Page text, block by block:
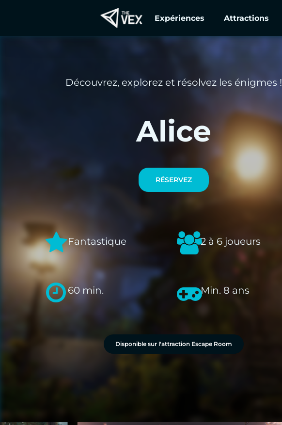
contenu
Expériences Attractions
Découvrez, explorez et résolvez les énigmes !
Alice
RÉSERVEZ
Fantastique 2 à 6 joueurs
60 min. Min. 8 ans
Disponible sur l'attraction Escape Room